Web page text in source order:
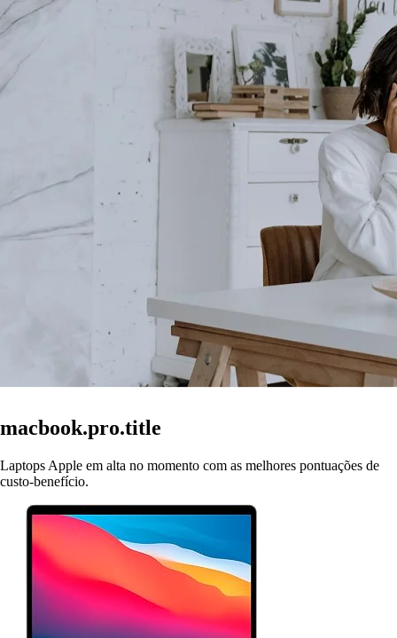
macbook.pro.title
Laptops Apple em alta no momento com as melhores pontuações de
custo-benefício.